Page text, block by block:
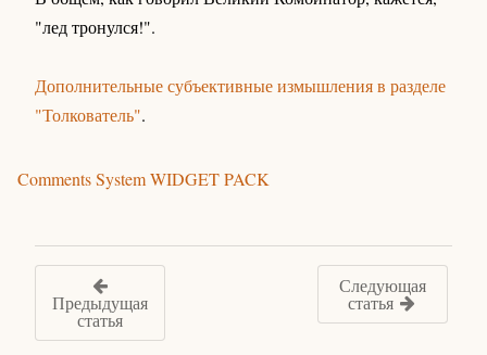
"лед тронулся!".
Дополнительные субъективные измышления в разделе
"Толкователь".
Comments System WIDGET PACK
Предыдущая
статья
Следующая
статья